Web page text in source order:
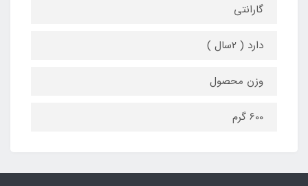
گارانتی
دارد ( 2سال )
وزن محصول
600 گرم